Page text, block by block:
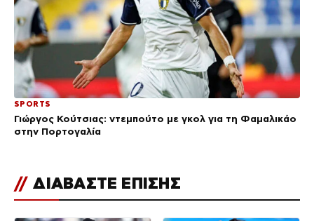
SPORTS
Γιώργος Κούτσιας: ντεμπούτο με γκολ για τη Φαμαλικάο
στην Πορτογαλία
// ΔΙΑΒΑΣΤΕ ΕΠΙΣΗΣ